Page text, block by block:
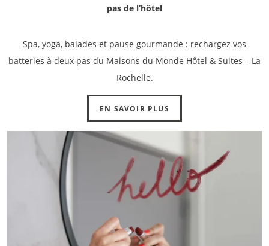
pas de l’hôtel
Spa, yoga, balades et pause gourmande : rechargez vos
batteries à deux pas du Maisons du Monde Hôtel & Suites – La
Rochelle.
EN SAVOIR PLUS